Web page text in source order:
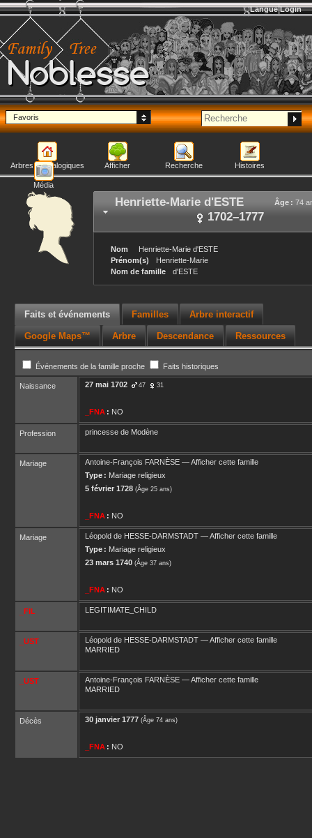
Noblesse
Langue Login
Favoris
Arbres généalogiques Afficher Recherche Histoires
Média
Henriette-Marie d'ESTE Âge : 74
1702–1777
Nom Henriette-Marie d'ESTE
Prénom(s)
Henriette-Marie
Nom de famille
d'ESTE
Faits et événements Familles Arbre interactif
Google Maps™ Arbre Descendance Ressources
Événements de la famille proche Faits historiques
Naissance 27 mai 1702 47 31
_FNA : NO
Profession princesse de Modène
Mariage Antoine-François FARNÈSE —Afficher cette famille
Type : Mariage religieux
5 février 1728 (Âge 25 ans)
_FNA : NO
Mariage Léopold de HESSE-DARMSTADT —Afficher cette famille
Type : Mariage religieux
23 mars 1740 (Âge 37 ans)
_FNA : NO
_FIL LEGITIMATE_CHILD
_UST Léopold de HESSE-DARMSTADT —Afficher cette famille
MARRIED
_UST Antoine-François FARNÈSE —Afficher cette famille
MARRIED
Décès 30 janvier 1777 (Âge 74 ans)
_FNA : NO